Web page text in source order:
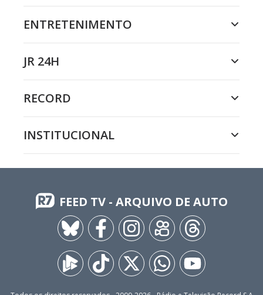
ENTRETENIMENTO
JR 24H
RECORD
INSTITUCIONAL
FEED TV - ARQUIVO DE AUTO